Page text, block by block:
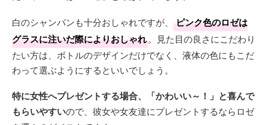
白のシャンパンも十分おしゃれですが、
ピンク色のロゼは
グラスに注いだ際によりおしゃれ。見た目の良さにこだわり
たい方は、ボトルのデザインだけでなく、液体の色にもこだ
わって選ぶようにするといいでしょう。
特に女性へプレゼントする場合、「かわいい～！」と喜んで
もらいやすいので、彼女や女友達にプレゼントするならロゼ